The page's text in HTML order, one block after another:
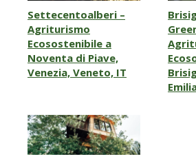
Settecentoalberi –
Agriturismo
Ecosostenibile a
Noventa di Piave,
Venezia, Veneto, IT